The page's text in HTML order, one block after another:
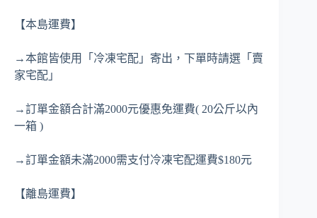
【本島運費】
→本館皆使用「冷凍宅配」寄出，下單時請選「賣
家宅配」
→訂單金額合計滿2000元優惠免運費( 20公斤以內
一箱 )
→訂單金額未滿2000需支付冷凍宅配運費$180元
【離島運費】